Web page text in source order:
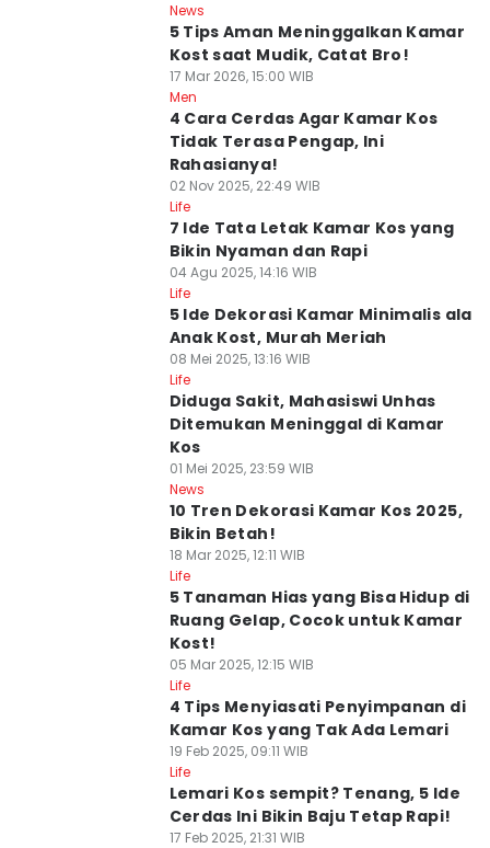
News
5 Tips Aman Meninggalkan Kamar
Kost saat Mudik, Catat Bro!
17 Mar 2026, 15:00 WIB
Men
4 Cara Cerdas Agar Kamar Kos
Tidak Terasa Pengap, Ini
Rahasianya!
02 Nov 2025, 22:49 WIB
Life
7 Ide Tata Letak Kamar Kos yang
Bikin Nyaman dan Rapi
04 Agu 2025, 14:16 WIB
Life
5 Ide Dekorasi Kamar Minimalis ala
Anak Kost, Murah Meriah
08 Mei 2025, 13:16 WIB
Life
Diduga Sakit, Mahasiswi Unhas
Ditemukan Meninggal di Kamar
Kos
01 Mei 2025, 23:59 WIB
News
10 Tren Dekorasi Kamar Kos 2025,
Bikin Betah!
18 Mar 2025, 12:11 WIB
Life
5 Tanaman Hias yang Bisa Hidup di
Ruang Gelap, Cocok untuk Kamar
Kost!
05 Mar 2025, 12:15 WIB
Life
4 Tips Menyiasati Penyimpanan di
Kamar Kos yang Tak Ada Lemari
19 Feb 2025, 09:11 WIB
Life
Lemari Kos sempit? Tenang, 5 Ide
Cerdas Ini Bikin Baju Tetap Rapi!
17 Feb 2025, 21:31 WIB